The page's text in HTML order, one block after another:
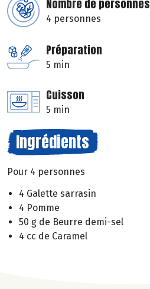
Nombre de personnes
4 personnes
Préparation
5 min
Cuisson
5 min
Ingrédients
Pour 4 personnes
4 Galette sarrasin
4 Pomme
50 g de Beurre demi-sel
4 cc de Caramel